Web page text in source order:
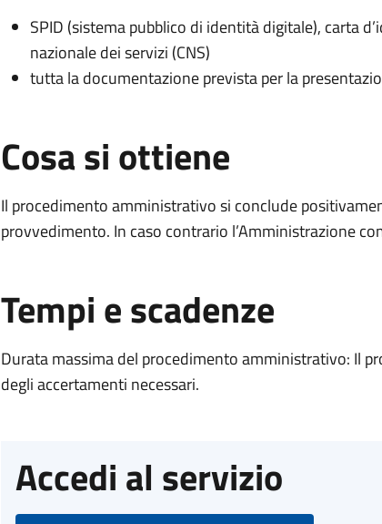
SPID (sistema pubblico di identità digitale), carta
nazionale dei servizi (CNS)
tutta la documentazione prevista per la
Cosa si ottiene
Il procedimento amministrativo si conclude
provvedimento. In caso contrario l’Amministrazione
Tempi e scadenze
Durata massima del procedimento amministrativo: Il
degli accertamenti necessari.
Accedi al servizio